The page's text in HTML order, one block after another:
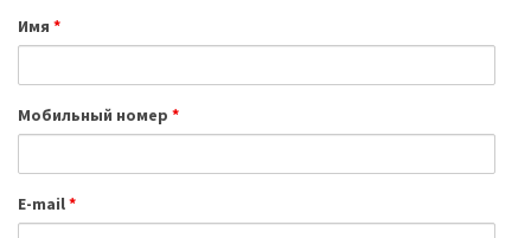
Имя *
Мобильный номер *
E-mail*